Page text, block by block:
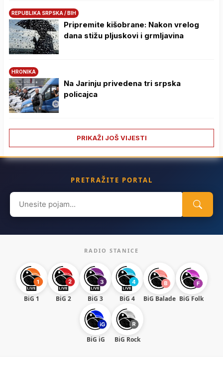
REPUBLIKA SRPSKA / BIH
Pripremite kišobrane: Nakon vrelog
dana stižu pljuskovi i grmljavina
HRONIKA
Na Јarinju privedena tri srpska
policajca
PRIKAŽI JOŠ VIJESTI
PRETRAŽITE PORTAL
Search
for:
RADIO STANICE
BiG 1 BiG 2 BiG 3 BiG 4 BiG Balade BiG Folk
BiG iG BiG Rock